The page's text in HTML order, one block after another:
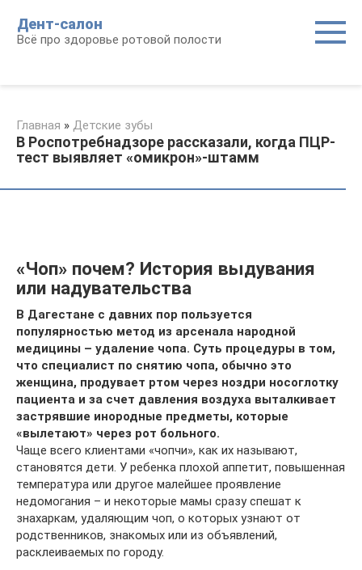
контенту
Дент-салон
Всё про здоровье ротовой полости
Главная » Детские зубы
В Роспотребнадзоре рассказали, когда ПЦР-
тест выявляет «омикрон»-штамм
«Чоп» почем? История выдувания
или надувательства
В Дагестане с давних пор пользуется
популярностью метод из арсенала народной
медицины – удаление чопа. Суть процедуры в том,
что специалист по снятию чопа, обычно это
женщина, продувает ртом через ноздри носоглотку
пациента и за счет давления воздуха выталкивает
застрявшие инородные предметы, которые
«вылетают» через рот больного.
Чаще всего клиентами «чопчи», как их называют,
становятся дети. У ребенка плохой аппетит, повышенная
температура или другое малейшее проявление
недомогания – и некоторые мамы сразу спешат к
знахаркам, удаляющим чоп, о которых узнают от
родственников, знакомых или из объявлений,
расклеиваемых по городу.